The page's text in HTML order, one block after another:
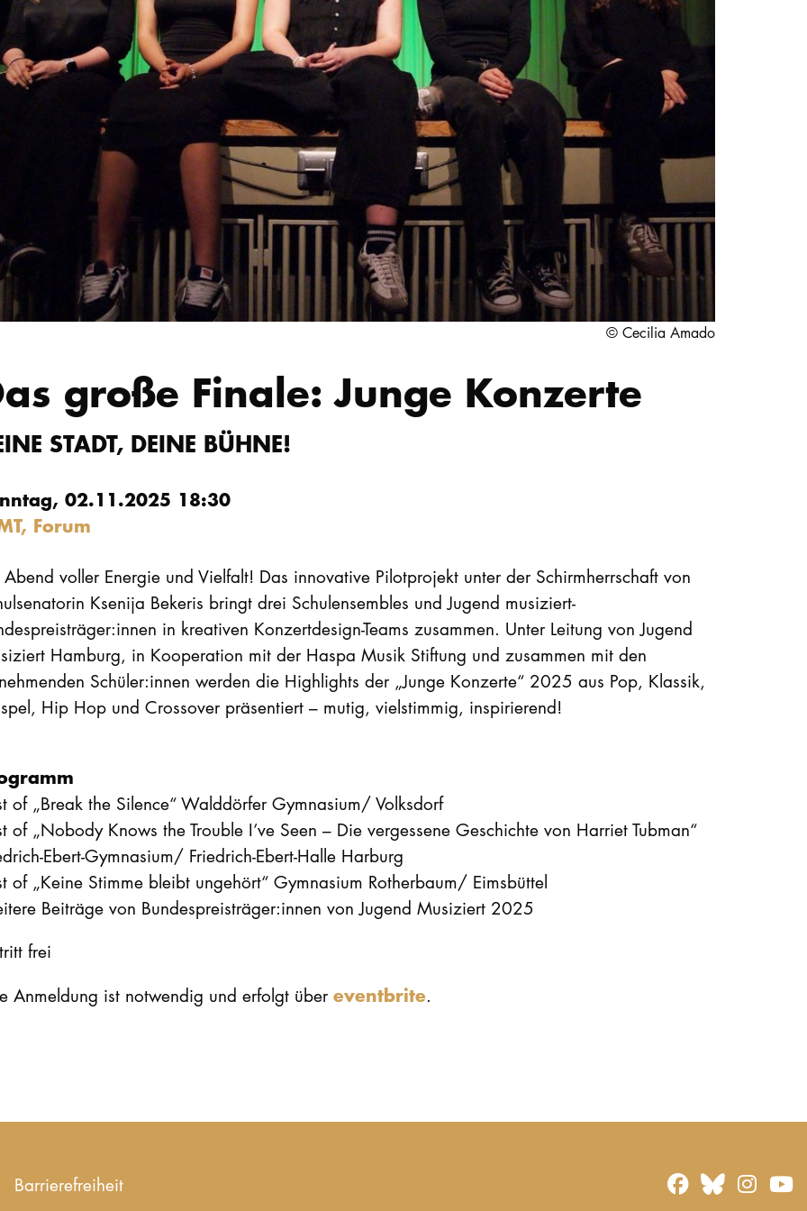
© Cecilia Amado
große Finale: Junge Konzerte
STADT, DEINE BÜHNE!
02.11.2025 18:30
Forum
Abend voller Energie und Vielfalt! Das innovative Pilotprojekt unter der Schirmherrschaft von
Ksenija Bekeris bringt drei Schulensembles und Jugend musiziert-
in kreativen Konzertdesign-Teams zusammen. Unter Leitung von Jugend
Hamburg, in Kooperation mit der Haspa Musik Stiftung und zusammen mit den
Schüler:innen werden die Highlights der „Junge Konzerte“ 2025 aus Pop, Klassik,
Hip Hop und Crossover präsentiert – mutig, vielstimmig, inspirierend!
of „Break the Silence“ Walddörfer Gymnasium/ Volksdorf
of „Nobody Knows the Trouble I’ve Seen – Die vergessene Geschichte von Harriet Tubman“
Ebert-Gymnasium/ Friedrich-Ebert-Halle Harburg
of „Keine Stimme bleibt ungehört“ Gymnasium Rotherbaum/ Eimsbüttel
Beiträge von Bundespreisträger:innen von Jugend Musiziert 2025
frei
Anmeldung ist notwendig und erfolgt über eventbrite.
Barrierefreiheit
STUDIUM
PROMOTION, FORSCHUNG & TRANSFER
Online-Bewerbung